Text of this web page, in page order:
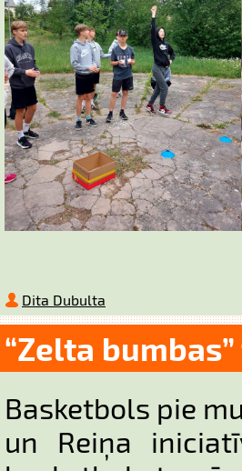
Dita Dubulta
“Zelta
Basketbols pie
un Reiņa